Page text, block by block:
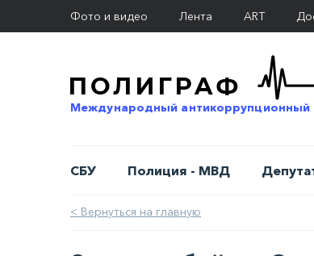
Фото и видео Лента ART
Международный антикоррупционный
СБУ Полиция - МВД
< Вернуться на главную